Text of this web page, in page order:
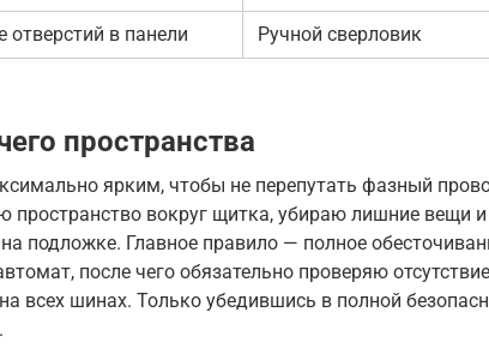
отверстий в панели Ручной сверловик
пространства
ярким, чтобы не перепутать фазный
пространство вокруг щитка, убираю лишние вещи и
подложке. Главное правило — полное
после чего обязательно проверяю отсутствие
всех шинах. Только убедившись в полной